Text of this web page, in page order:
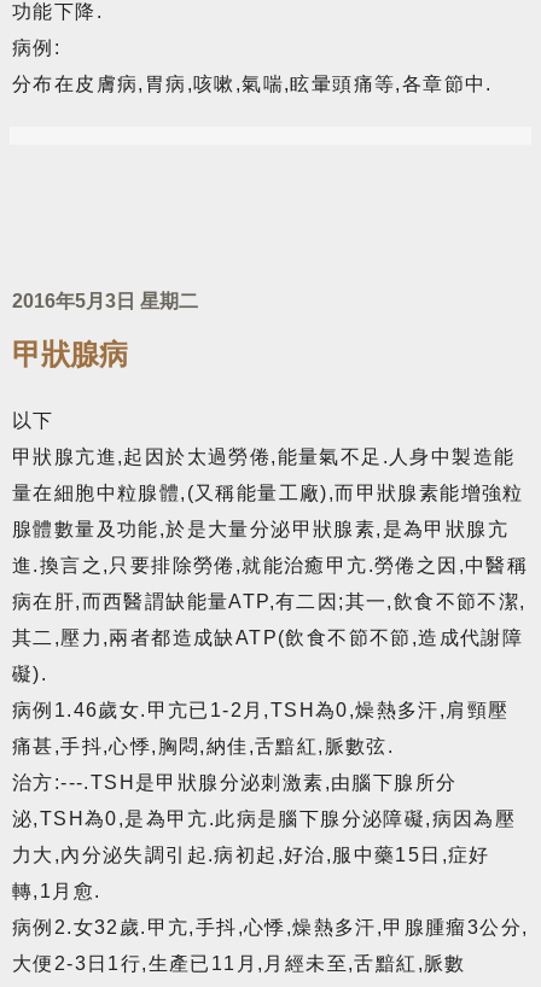
功能下降.
病例:
分布在皮膚病,胃病,咳嗽,氣喘,眩暈頭痛等,各章節中.
2016年5月3日 星期二
甲狀腺病
以下
甲狀腺亢進,起因於太過勞倦,能量氣不足.人身中製造能
量在細胞中粒腺體,(又稱能量工廠),而甲狀腺素能增強粒
腺體數量及功能,於是大量分泌甲狀腺素,是為甲狀腺亢
進.換言之,只要排除勞倦,就能治癒甲亢.勞倦之因,中醫稱
病在肝,而西醫謂缺能量ATP,有二因;其一,飲食不節不潔,
其二,壓力,兩者都造成缺ATP(飲食不節不節,造成代謝障
礙).
病例1.46歲女.甲亢已1-2月,TSH為0,燥熱多汗,肩頸壓
痛甚,手抖,心悸,胸悶,納佳,舌黯紅,脈數弦.
治方:---.TSH是甲狀腺分泌刺激素,由腦下腺所分
泌,TSH為0,是為甲亢.此病是腦下腺分泌障礙,病因為壓
力大,內分泌失調引起.病初起,好治,服中藥15日,症好
轉,1月愈.
病例2.女32歲.甲亢,手抖,心悸,燥熱多汗,甲腺腫瘤3公分,
大便2-3日1行,生產已11月,月經未至,舌黯紅,脈數